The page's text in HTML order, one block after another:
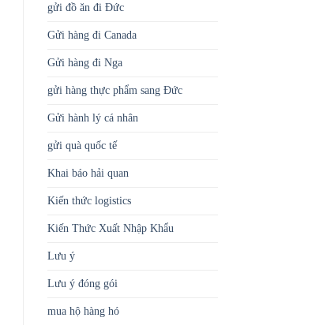
gửi đồ ăn đi Đức
Gửi hàng đi Canada
Gửi hàng đi Nga
gửi hàng thực phẩm sang Đức
Gửi hành lý cá nhân
gửi quà quốc tế
Khai báo hải quan
Kiến thức logistics
Kiến Thức Xuất Nhập Khẩu
Lưu ý
Lưu ý đóng gói
mua hộ hàng hó